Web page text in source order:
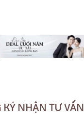
NHẬN TƯ VẤN